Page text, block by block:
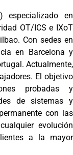
especializado en
OT/ICS e IXoT
Con sedes en
en Barcelona y
Actualmente,
El objetivo
probadas y
de sistemas y
con las
evolución
a la mayor